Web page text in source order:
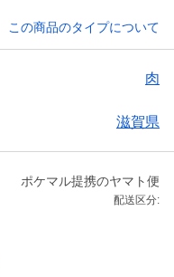
この商品のタイプについて
肉
滋賀県
ポケマル提携のヤマト便
配送区分: